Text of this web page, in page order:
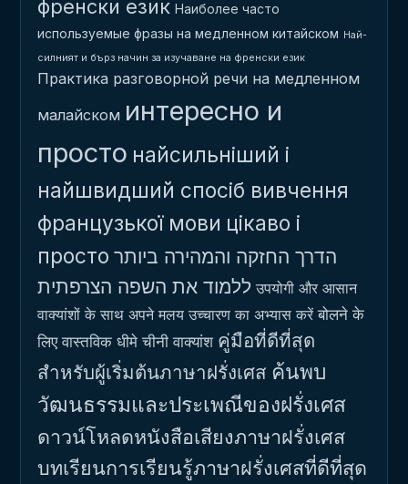
френски език Наиболее часто
используемые фразы на медленном китайском Най-
силният и бърз начин за изучаване на френски език
Практика разговорной речи на медленном
малайском интересно и
просто найсильніший і
найшвидший спосіб вивчення
французької мови цікаво і
просто הדרך החזקה והמהירה ביותר
ללמוד את השפה הצרפתית उपयोगी और आसान
वाक्यांशों के साथ अपने मलय उच्चारण का अभ्यास करें बोलने के
लिए वास्तविक धीमे चीनी वाक्यांश คู่มือที่ดีที่สุด
สำหรับผู้เริ่มต้นภาษาฝรั่งเศส ค้นพบ
วัฒนธรรมและประเพณีของฝรั่งเศส
ดาวน์โหลดหนังสือเสียงภาษาฝรั่งเศส
บทเรียนการเรียนรู้ภาษาฝรั่งเศสที่ดีที่สุด